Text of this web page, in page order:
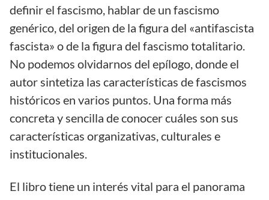
definir el fascismo, hablar de un fascismo
genérico, del origen de la figura del «antifascista
fascista» o de la figura del fascismo totalitario.
No podemos olvidarnos del epílogo, donde el
autor sintetiza las características de fascismos
históricos en varios puntos. Una forma más
concreta y sencilla de conocer cuáles son sus
características organizativas, culturales e
institucionales.
El libro tiene un interés vital para el panorama